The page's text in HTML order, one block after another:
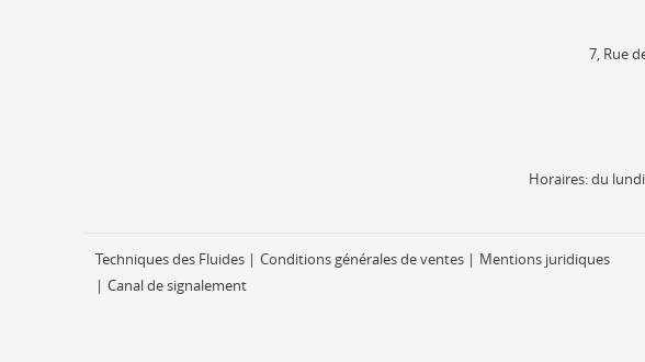
7, Rue
Horaires: du
Techniques des Fluides Conditions générales de ventes
Mentions juridiques
Canal de signalement